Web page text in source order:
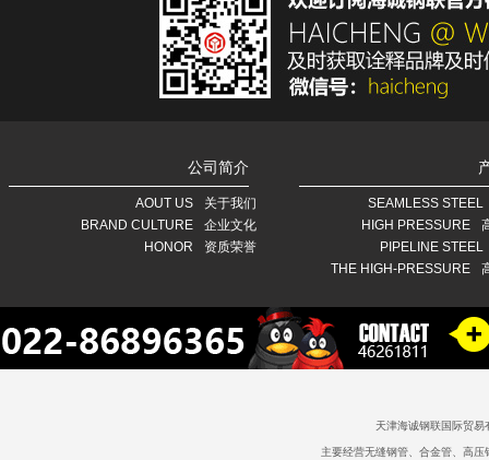
公司简介
AOUT US
关于我们
BRAND CULTURE
企业文化
HONOR
资质荣誉
SEAMLESS STEEL
HIGH PRESSURE
PIPELINE STEEL
THE HIGH-PRESSURE
天津海诚钢联国际贸
主要经营无缝钢管、合金管、高